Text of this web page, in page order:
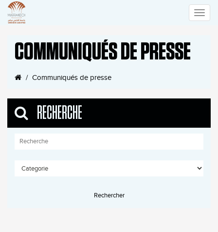
Toggle
COMMUNIQUÉS DE PRESSE
Communiqués de presse
RECHERCHE
Rechercher